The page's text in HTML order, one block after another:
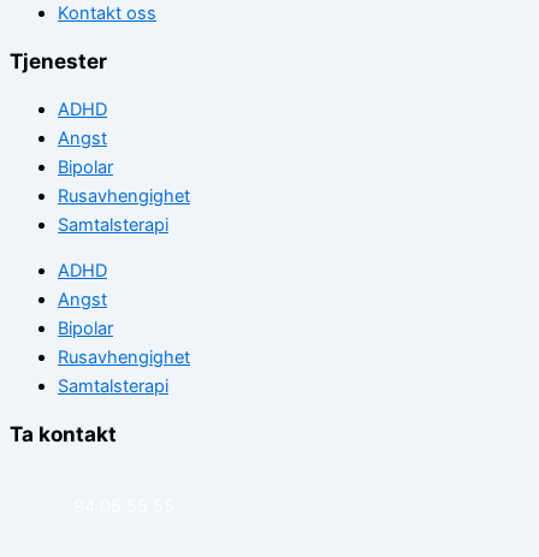
Kontakt oss
Tjenester
ADHD
Angst
Bipolar
Rusavhengighet
Samtalsterapi
ADHD
Angst
Bipolar
Rusavhengighet
Samtalsterapi
Ta kontakt